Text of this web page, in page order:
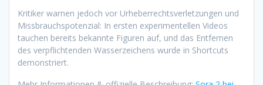
Kritiker warnen jedoch vor Urheberrechtsverletzungen und
Missbrauchspotenzial: In ersten experimentellen Videos
tauchen bereits bekannte Figuren auf, und das Entfernen
des verpflichtenden Wasserzeichens wurde in Shortcuts
demonstriert.